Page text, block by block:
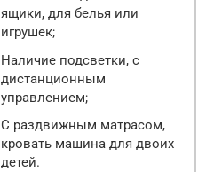
ящики, для белья или
игрушек;
Наличие подсветки, с
дистанционным
управлением;
С раздвижным матрасом,
кровать машина для двоих
детей.